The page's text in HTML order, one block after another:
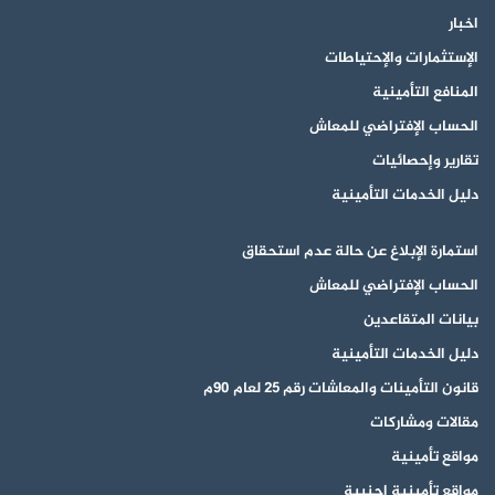
اخبار
الإستثمارات والإحتياطات
المنافع التأمينية
الحساب الإفتراضي للمعاش
تقارير وإحصائيات
دليل الخدمات التأمينية
استمارة الإبلاغ عن حالة عدم استحقاق
الحساب الإفتراضي للمعاش
بيانات المتقاعدين
دليل الخدمات التأمينية
قانون التأمينات والمعاشات رقم 25 لعام 90م
مقالات ومشاركات
مواقع تأمينية